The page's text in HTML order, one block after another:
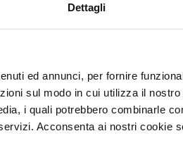
Dettagli
ed annunci, per fornire
sul modo in cui utilizza il
i quali potrebbero combinarle
Acconsenta ai nostri cookie
(F9)
ePM1 si riferisce alle
0,3 - 1 micron sono rimosse.